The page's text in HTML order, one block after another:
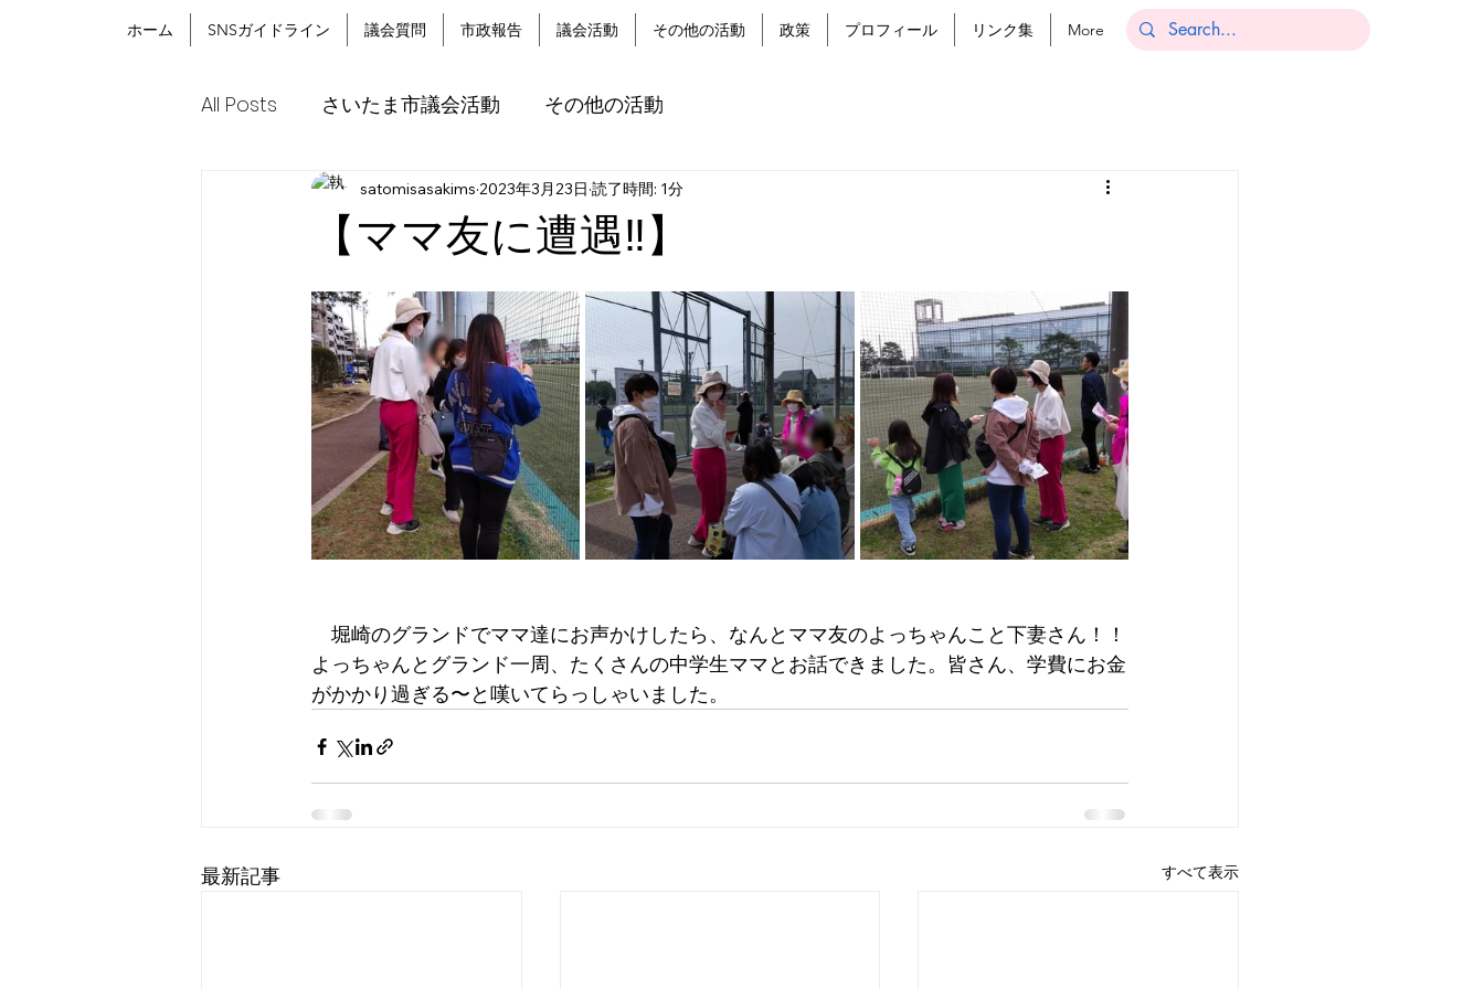
ホーム SNSガイドライン 議会質問 市政報告 議会活動 その他の活動 政策 プロフィール リンク集 More
All Posts さいたま市議会活動 その他の活動
【ママ友に遭遇‼】
satomisasakims 2023年3月23日 読了時間: 1分
堀崎のグランドでママ達にお声かけしたら、なんとママ友のよっちゃんこと下妻さん！！
よっちゃんとグランド一周、たくさんの中学生ママとお話できました。皆さん、学費にお金
がかかり過ぎる〜と嘆いてらっしゃいました。
最新記事 すべて表示